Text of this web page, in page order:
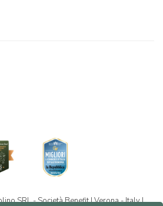
SRL - Società Benefit | Verona - Italy |